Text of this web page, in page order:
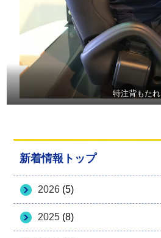
新着情報トップ
2026 (5)
2025 (8)
特注背もたれ